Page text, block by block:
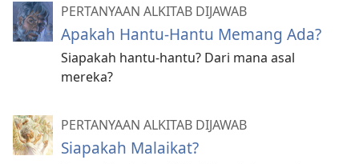
PERTANYAAN ALKITAB DIJAWAB
Apakah Hantu-Hantu Memang Ada?
Siapakah hantu-hantu? Dari mana asal
mereka?
PERTANYAAN ALKITAB DIJAWAB
Siapakah Malaikat?